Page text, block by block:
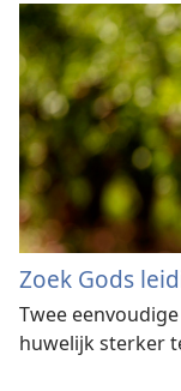
Zoek Gods
Twee
huwelijk sterker